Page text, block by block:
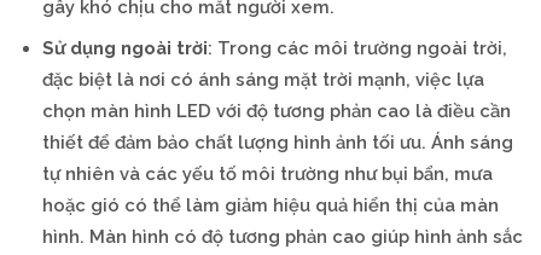
gây khó chịu cho mắt người xem.
Sử dụng ngoài trời: Trong các môi trường ngoài trời,
đặc biệt là nơi có ánh sáng mặt trời mạnh, việc lựa
chọn màn hình LED với độ tương phản cao là điều cần
thiết để đảm bảo chất lượng hình ảnh tối ưu. Ánh sáng
tự nhiên và các yếu tố môi trường như bụi bẩn, mưa
hoặc gió có thể làm giảm hiệu quả hiển thị của màn
hình. Màn hình có độ tương phản cao giúp hình ảnh sắc